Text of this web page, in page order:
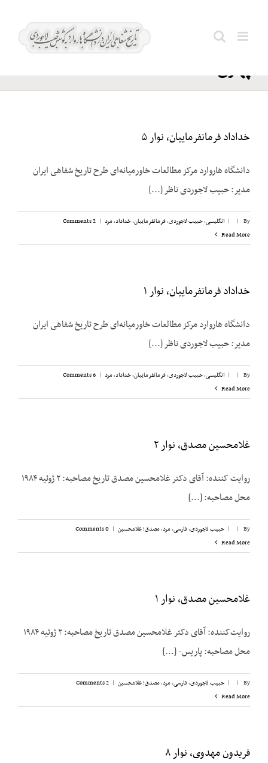
شاه
پهلوی
خداداد فرمانفرماییان، نوار ۵
دانشگاه هاروارد مرکز مطالعات خاورمیانه‌ای طرح تاریخ شفاهی ایران
مدیر: حبیب لاجوردی ناظر [...]
By
|
| انگلیسی,حبیب لاجوردی,فرمانفرماییان، خداداد,مرد |
2 Comments
Read More
خداداد فرمانفرماییان، نوار ۱
دانشگاه هاروارد مرکز مطالعات خاورمیانه‌ای طرح تاریخ شفاهی ایران
مدیر: حبیب لاجوردی ناظر [...]
By
|
| انگلیسی,حبیب لاجوردی,فرمانفرماییان، خداداد,مرد |
6 Comments
Read More
غلامحسین مصدق، نوار ۲
روایت کننده: آقای دکتر غلامحسین مصدق تاریخ مصاحبه: ۲ ژوئیه ۱۹۸۴
محل مصاحبه: [...]
By
|
| حبیب لاجوردی,فارسی,مرد,مصدق؛ غلامحسین |
0 Comments
Read More
غلامحسین مصدق، نوار ۱
روایت‌کننده: آقای دکتر غلامحسين مصدق تاریخ مصاحبه: ۲ ژوئیه ۱۹۸۴
محل مصاحبه: پاریس- [...]
By
|
| حبیب لاجوردی,فارسی,مرد,مصدق؛ غلامحسین |
2 Comments
Read More
فریدون مهدوی، نوار ۸